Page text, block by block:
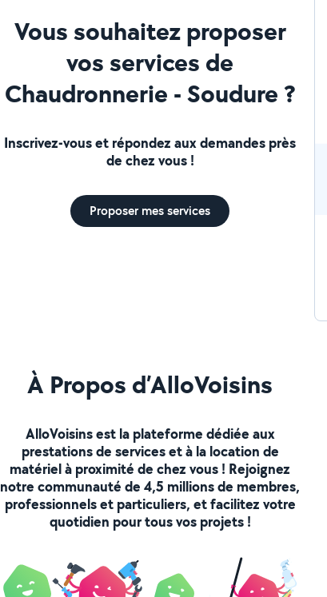
Vous souhaitez proposer
vos services de
Chaudronnerie - Soudure ?
Inscrivez-vous et répondez aux demandes près
de chez vous !
Proposer mes services
À Propos d’AlloVoisins
AlloVoisins est la plateforme dédiée aux
prestations de services et à la location de
matériel à proximité de chez vous ! Rejoignez
notre communauté de 4,5 millions de membres,
professionnels et particuliers, et facilitez votre
quotidien pour tous vos projets !